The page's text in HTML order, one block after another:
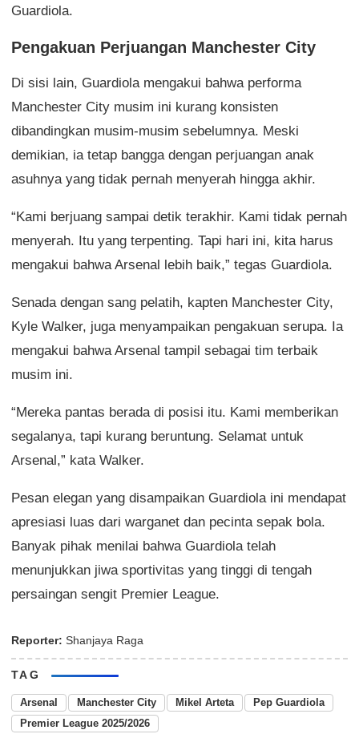
Guardiola.
Pengakuan Perjuangan Manchester City
Di sisi lain, Guardiola mengakui bahwa performa
Manchester City musim ini kurang konsisten
dibandingkan musim-musim sebelumnya. Meski
demikian, ia tetap bangga dengan perjuangan anak
asuhnya yang tidak pernah menyerah hingga akhir.
“Kami berjuang sampai detik terakhir. Kami tidak pernah
menyerah. Itu yang terpenting. Tapi hari ini, kita harus
mengakui bahwa Arsenal lebih baik,” tegas Guardiola.
Senada dengan sang pelatih, kapten Manchester City,
Kyle Walker, juga menyampaikan pengakuan serupa. Ia
mengakui bahwa Arsenal tampil sebagai tim terbaik
musim ini.
“Mereka pantas berada di posisi itu. Kami memberikan
segalanya, tapi kurang beruntung. Selamat untuk
Arsenal,” kata Walker.
Pesan elegan yang disampaikan Guardiola ini mendapat
apresiasi luas dari warganet dan pecinta sepak bola.
Banyak pihak menilai bahwa Guardiola telah
menunjukkan jiwa sportivitas yang tinggi di tengah
persaingan sengit Premier League.
Reporter: Shanjaya Raga
TAG
Arsenal Manchester City Mikel Arteta
Pep Guardiola
Premier League 2025/2026